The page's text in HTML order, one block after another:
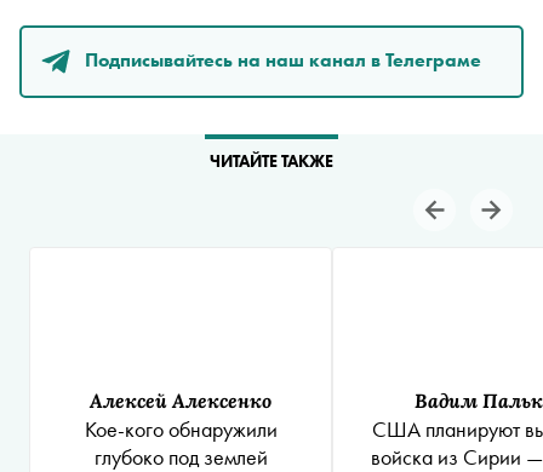
Подписывайтесь на наш канал в Телеграме
ЧИТАЙТЕ ТАКЖЕ
Алексей Алексенко
Кое-кого обнаружили
глубоко под землей
Вадим
США планируют
войска из